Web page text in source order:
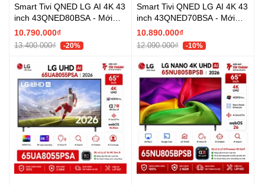
Smart Tivi QNED LG AI 4K 43
inch 43QNED80BSA - Mới
2026
10.790.000₫
13.400.000₫ -20%
Smart Tivi QNED LG AI 4K 43
inch 43QNED70BSA - Mới
2026
10.890.000₫
12.090.000₫ -10%